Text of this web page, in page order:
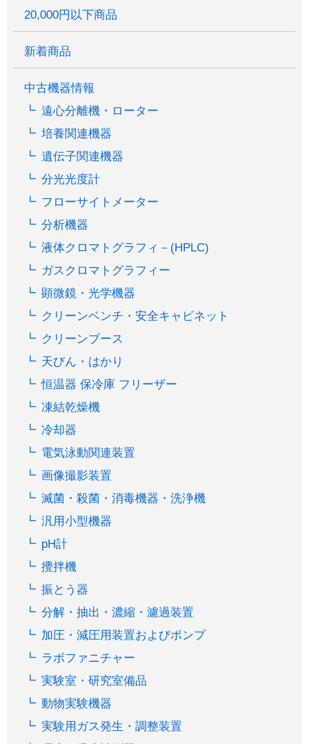
20,000円以下商品
新着商品
中古機器情報
遠心分離機・ローター
培養関連機器
遺伝子関連機器
分光光度計
フローサイトメーター
分析機器
液体クロマトグラフィ－(HPLC)
ガスクロマトグラフィー
顕微鏡・光学機器
クリーンベンチ・安全キャビネット
クリーンブース
天びん・はかり
恒温器 保冷庫 フリーザー
凍結乾燥機
冷却器
電気泳動関連装置
画像撮影装置
滅菌・殺菌・消毒機器・洗浄機
汎用小型機器
pH計
攪拌機
振とう器
分解・抽出・濃縮・濾過装置
加圧・減圧用装置およびポンプ
ラボファニチャー
実験室・研究室備品
動物実験機器
実験用ガス発生・調整装置